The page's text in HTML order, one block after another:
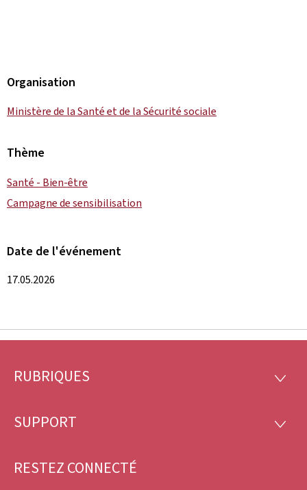
Organisation
Ministère de la Santé et de la Sécurité sociale
Thème
Santé - Bien-être
Campagne de sensibilisation
Date de l'événement
17.05.2026
Pied
page
RUBRIQUES
SUPPORT
RESTEZ CONNECTÉ